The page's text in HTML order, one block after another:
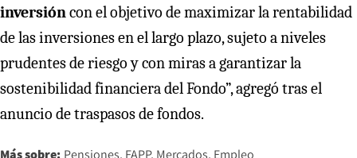
inversióncon el objetivo de maximizar la rentabilidad
de las inversiones en el largo plazo, sujeto a niveles
prudentes de riesgo y con miras a garantizar la
sostenibilidad financiera del Fondo”, agregó tras el
anuncio de traspasos de fondos.
Más sobre: Pensiones FAPP Mercados Empleo